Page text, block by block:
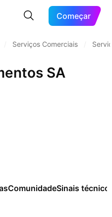
Começar
Serviços Comerciais
SA
ComunidadeSinais